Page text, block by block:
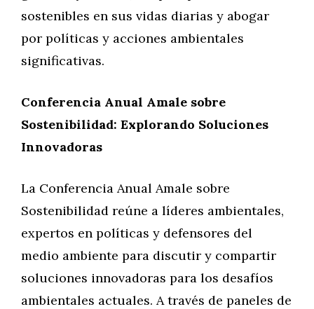
sostenibles en sus vidas diarias y abogar
por políticas y acciones ambientales
significativas.
Conferencia Anual Amale sobre
Sostenibilidad: Explorando Soluciones
Innovadoras
La Conferencia Anual Amale sobre
Sostenibilidad reúne a líderes ambientales,
expertos en políticas y defensores del
medio ambiente para discutir y compartir
soluciones innovadoras para los desafíos
ambientales actuales. A través de paneles de